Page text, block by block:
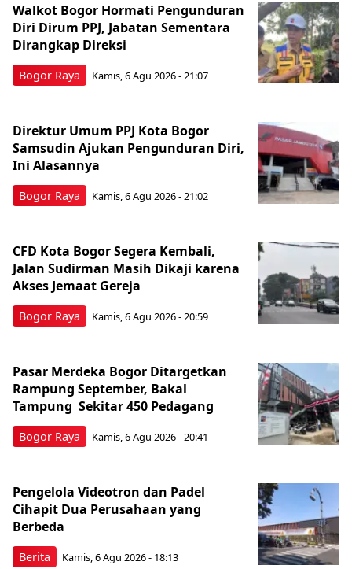
Bogor Raya
Walkot Bogor Hormati Pengunduran
Diri Dirum PPJ, Jabatan Sementara
Dirangkap Direksi
Kamis, 6 Agu 2026 - 21:07
Bogor Raya
Direktur Umum PPJ Kota Bogor
Samsudin Ajukan Pengunduran Diri,
Ini Alasannya
Kamis, 6 Agu 2026 - 21:02
Bogor Raya
CFD Kota Bogor Segera Kembali,
Jalan Sudirman Masih Dikaji karena
Akses Jemaat Gereja
Kamis, 6 Agu 2026 - 20:59
Bogor Raya
Pasar Merdeka Bogor Ditargetkan
Rampung September, Bakal
Tampung Sekitar 450 Pedagang
Kamis, 6 Agu 2026 - 20:41
Berita
Pengelola Videotron dan Padel
Cihapit Dua Perusahaan yang
Berbeda
Kamis, 6 Agu 2026 - 18:13